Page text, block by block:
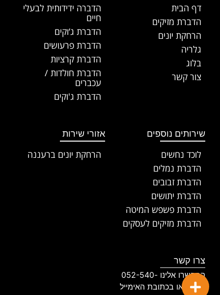
דף הבית
הדברת מזיקים
הרחקת יונים
גלריה
בלוג
צור קשר
הדברה ידידותית לבעלי
חיים
הדברת ג’וקים
הדברת פרעושים
הדברת קרציות
הדברת חולדות /
עכברים
הדברת ג'וקים
שירותים נוספים
לוכד נחשים
הדברת נמלים
הדברת זבובים
הדברת יתושים
הדברת פשפש המיטה
הדברת מזיקים לעסקים
אזורי שירות
הרחקת יונים ברעננה
צרו קשר
התקשרו אלינו 052-540-
2255 או בכתובת האימייל